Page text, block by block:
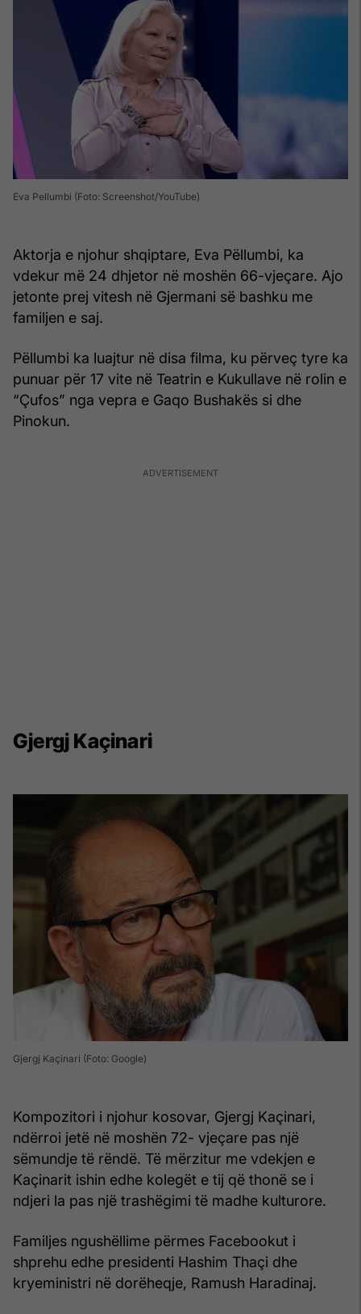
Eva Pellumbi (Foto: Screenshot/YouTube)
Aktorja e njohur shqiptare, Eva Pëllumbi, ka
vdekur më 24 dhjetor në moshën 66-vjeçare. Ajo
jetonte prej vitesh në Gjermani së bashku me
familjen e saj.
Pëllumbi ka luajtur në disa filma, ku përveç tyre ka
punuar për 17 vite në Teatrin e Kukullave në rolin e
“Çufos” nga vepra e Gaqo Bushakës si dhe
Pinokun.
Gjergj Kaçinari
Gjergj Kaçinari (Foto: Google)
Kompozitori i njohur kosovar, Gjergj Kaçinari,
ndërroi jetë në moshën 72- vjeçare pas një
sëmundje të rëndë. Të mërzitur me vdekjen e
Kaçinarit ishin edhe kolegët e tij që thonë se i
ndjeri la pas një trashëgimi të madhe kulturore.
Familjes ngushëllime përmes Facebookut i
shprehu edhe presidenti Hashim Thaçi dhe
kryeministri në dorëheqje, Ramush Haradinaj.